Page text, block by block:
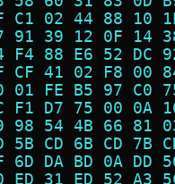
C1 02 44 88
91 39 12 0F
F4 88 E6 52
CF 41 02 F8
01 FE B5 97
F1 D7 75 00
98 54 4B 66
5B CD 6B CD
6D DA BD 0A
ED 31 ED 52